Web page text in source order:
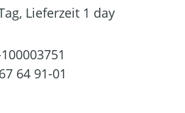
Lieferzeit 1 day
64 91-01